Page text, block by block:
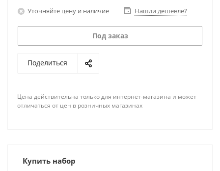
Уточняйте цену и наличие Нашли дешевле?
Под заказ
Поделиться
Цена действительна только для интернет-магазина и может
отличаться от цен в розничных магазинах
Купить набор